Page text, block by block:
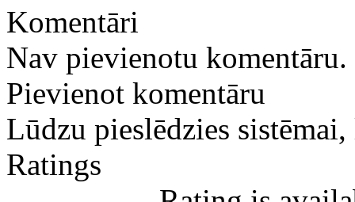
Komentāri
Nav pievienotu komentāru.
Pievienot komentāru
Lūdzu pieslēdzies
Ratings